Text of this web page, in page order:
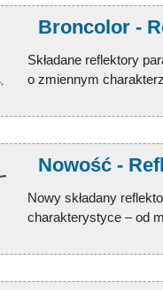
Broncolor -
Składane reflektory
o zmiennym
Nowość -
Nowy składany
charakterystyce – od